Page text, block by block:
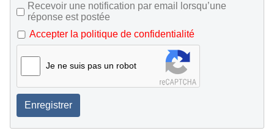
Recevoir une notification par email lorsqu’une
réponse est postée
Accepter la politique de confidentialité
Je ne suis pas un robot
Enregistrer